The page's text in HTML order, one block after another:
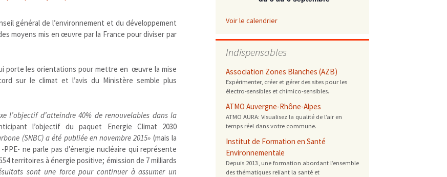
gaspillage alimentaire
modes de conservation et de cuisson
Risques majeurs
Bruit
Changements climatiques
Contaminations chimiques
cancérigène / mutagène / reprotoxique
métaux lourds et autres
Déchets
économie circulaire
nationale
superficielles et souterraines
Énergies
fossiles
renouvelables / transition énergétique
Environnement numérique
Études scientifiques
épidémiologique
rapport économique
Jurisprudence
général de l’environnement et du développement
moyens mis en œuvre par la France pour diviser par
porte les orientations pour mettre en œuvre la mise
sur le climat et l’avis du Ministère semble plus
l’objectif d’atteindre 40% de renouvelables dans la
l’objectif du paquet Energie Climat 2030
(SNBC) a été publiée en novembre 2015» (mais la
ne parle pas d’énergie nucléaire qui représente
territoires à énergie positive; émission de 7 milliards
sont une force pour continuer à assumer un
Voir le calendrier
Indispensables
Association Zones Blanches (AZB)
Expérimenter, créer et gérer des sites pour les
électro-sensibles et chimico-sensibles.
ATMO Auvergne-Rhône-Alpes
ATMO AURA: Visualisez la qualité de l’air en
temps réel dans votre commune.
Institut de Formation en Santé
Environnementale
Depuis 2013, une formation abordant l’ensemble
des thématiques reliant la santé et